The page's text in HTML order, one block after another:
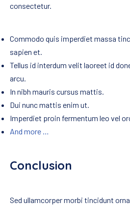
consectetur.
Commodo quis imperdiet massa
sapien et.
Tellus id interdum velit laoreet id
arcu.
In nibh mauris cursus mattis.
Dui nunc mattis enim ut.
Imperdiet proin fermentum leo vel
And more …
Conclusion
Sed ullamcorper morbi tincidunt